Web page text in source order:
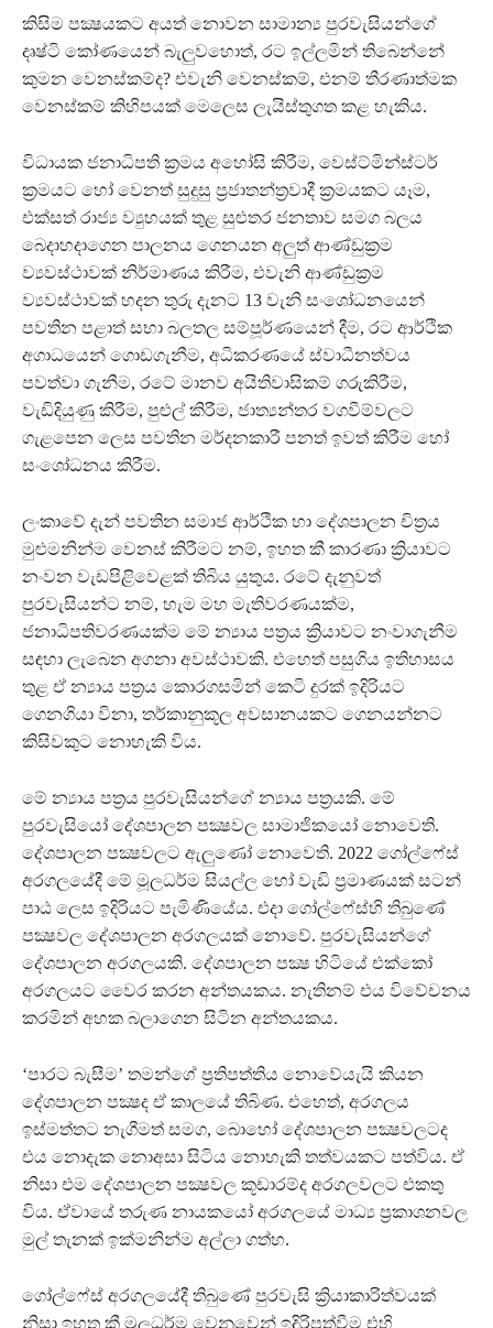
කිසිම පක්‍ෂයකට අයත් නොවන සාමාන්‍ය පුරවැසියන්ගේ
දෘෂ්ටි කෝණයෙන් බැලුවහොත්, රට ඉල්ලමින් තිබෙන්නේ
කුමන වෙනස්කම්ද? එවැනි වෙනස්කම්, එනම් තීරණාත්මක
වෙනස්කම් කිහිපයක් මෙලෙස ලැයිස්තුගත කළ හැකිය.
විධායක ජනාධිපති ක්‍රමය අහෝසි කිරීම, වෙස්ට්මින්ස්ටර්
ක්‍රමයට හෝ වෙනත් සුදුසු ප්‍රජාතන්ත්‍රවාදී ක්‍රමයකට යෑම,
එක්සත් රාජ්‍ය ව්‍යුහයක් තුළ සුළුතර ජනතාව සමග බලය
බෙදාහදාගෙන පාලනය ගෙනයන අලුත් ආණ්ඩුක්‍රම
ව්‍යවස්ථාවක් නිර්මාණය කිරීම, එවැනි ආණ්ඩුක්‍රම
ව්‍යවස්ථාවක් හදන තුරු දැනට 13 වැනි සංශෝධනයෙන්
පවතින පළාත් සභා බලතල සම්පූර්ණයෙන් දීම, රට ආර්ථික
අගාධයෙන් ගොඩගැනීම, අධිකරණයේ ස්වාධීනත්වය
පවත්වා ගැනීම, රටේ මානව අයිතිවාසිකම් ගරුකිරීම,
වැඩිදියුණු කිරීම, පුළුල් කිරීම, ජාත්‍යන්තර වගවීම්වලට
ගැළපෙන ලෙස පවතින මර්දනකාරී පනත් ඉවත් කිරීම හෝ
සංශෝධනය කිරීම.
ලංකාවේ දැන් පවතින සමාජ ආර්ථික හා දේශපාලන චිත්‍රය
මුළුමනින්ම වෙනස් කිරීමට නම්, ඉහත කී කාරණා ක්‍රියාවට
නංවන වැඩපිළිවෙළක් තිබිය යුතුය. රටේ දැනුවත්
පුරවැසියන්ට නම්, හැම මහ මැතිවරණයක්ම,
ජනාධිපතිවරණයක්ම මේ න්‍යාය පත්‍රය ක්‍රියාවට නංවාගැනීම
සඳහා ලැබෙන අගනා අවස්ථාවකි. එහෙත් පසුගිය ඉතිහාසය
තුළ ඒ න්‍යාය පත්‍රය කොරගසමින් කෙටි දුරක් ඉදිරියට
ගෙනගියා විනා, තර්කානුකූල අවසානයකට ගෙනයන්නට
කිසිවකුට නොහැකි විය.
මේ න්‍යාය පත්‍රය පුරවැසියන්ගේ න්‍යාය පත්‍රයකි. මේ
පුරවැසියෝ දේශපාලන පක්‍ෂවල සාමාජිකයෝ නොවෙති.
දේශපාලන පක්‍ෂවලට ඇලුණෝ නොවෙති. 2022 ගෝල්ෆේස්
අරගලයේදී මේ මූලධර්ම සියල්ල හෝ වැඩි ප්‍රමාණයක් සටන්
පාඨ ලෙස ඉදිරියට පැමිණියේය. එදා ගෝල්ෆේස්හි තිබුණේ
පක්‍ෂවල දේශපාලන අරගලයක් නොවේ. පුරවැසියන්ගේ
දේශපාලන අරගලයකි. දේශපාලන පක්‍ෂ හිටියේ එක්කෝ
අරගලයට වෛර කරන අන්තයකය. නැතිනම් එය විවේචනය
කරමින් අහක බලාගෙන සිටින අන්තයකය.
‘පාරට බැසීම’ තමන්ගේ ප්‍රතිපත්තිය නොවේයැයි කියන
දේශපාලන පක්‍ෂද ඒ කාලයේ තිබිණ. එහෙත්, අරගලය
ඉස්මත්තට නැගීමත් සමග, බොහෝ දේශපාලන පක්‍ෂවලටද
එය නොදැක නොඅසා සිටිය නොහැකි තත්වයකට පත්විය. ඒ
නිසා එම දේශපාලන පක්‍ෂවල කූඩාරම්ද අරගලවලට එකතු
විය. ඒවායේ තරුණ නායකයෝ අරගලයේ මාධ්‍ය ප්‍රකාශනවල
මුල් තැනක් ඉක්මනින්ම අල්ලා ගත්හ.
ගෝල්ෆේස් අරගලයේදී තිබුණේ පුරවැසි ක්‍රියාකාරිත්වයක්
නිසා ඉහත කී මූලධර්ම වෙනුවෙන් ඉදිරිපත්වීම එහි